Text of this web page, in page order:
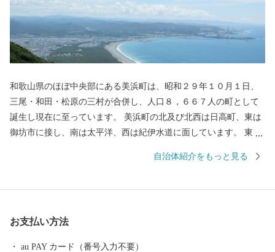
和歌山県のほぼ中央部にある美浜町は、昭和２９年１０月１日、
三尾・和田・松原の三村が合併し、人口８，６６７人の町として
誕生し現在に至っています。 美浜町の北及び北西は日高町、東は
御坊市に接し、南は太平洋、西は紀伊水道に面しています。 東西
平方キロメートルの町で、面積では和歌山県下で二番目に狭い町
く受けています。 太平洋に面する砂州海岸には、全長約４．５キ
自治体紹介をもっと見る
お支払い方法
au PAY カード（番号入力不要）